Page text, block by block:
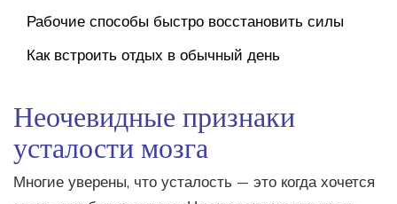
Рабочие способы быстро восстановить силы
Как встроить отдых в обычный день
Неочевидные признаки
усталости мозга
Многие уверены, что усталость — это когда хочется